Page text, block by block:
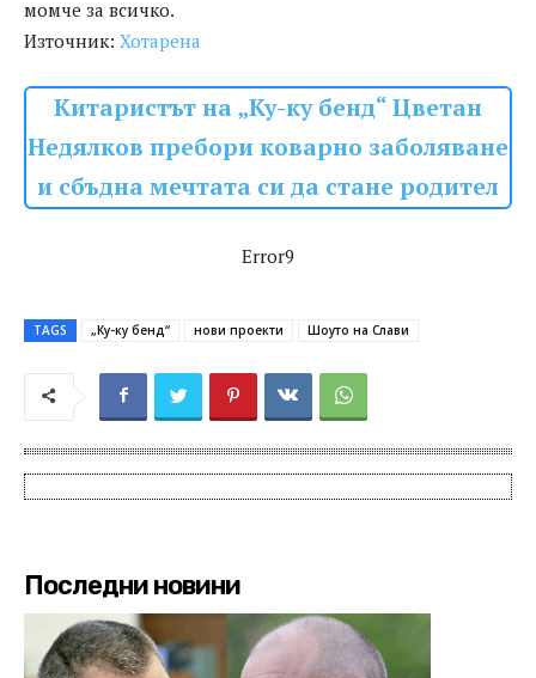
момче за всичко.
Източник: Хотарена
Китаристът на „Ку-ку бенд“ Цветан
Недялков пребори коварно заболяване
и сбъдна мечтата си да стане родител
Error9
TAGS „Ку-ку бенд“ нови проекти Шоуто на Слави
Последни новини